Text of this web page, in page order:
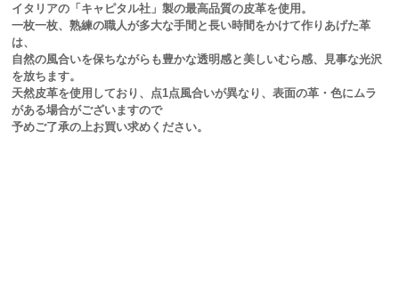
イタリアの「キャピタル社」製の最高品質の皮革を使用。
一枚一枚、熟練の職人が多大な手間と長い時間をかけて作りあげた革
は、
自然の風合いを保ちながらも豊かな透明感と美しいむら感、見事な光沢
を放ちます。
天然皮革を使用しており、点1点風合いが異なり、表面の革・色にムラ
がある場合がございますので
予めご了承の上お買い求めください。